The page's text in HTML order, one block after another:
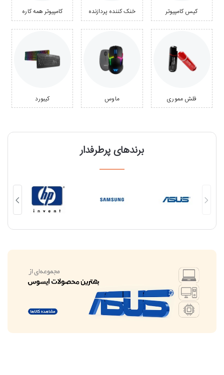
کیس کامپیوتر خنک کننده پردازنده کامپیوتر همه کاره
فلش مموری ماوس کیبورد
برندهای پرطرفدار